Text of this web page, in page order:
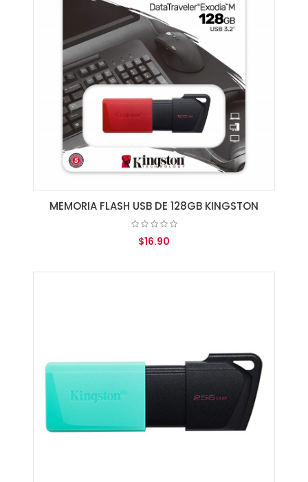
MEMORIA FLASH USB DE 128GB KINGSTON
$16.90